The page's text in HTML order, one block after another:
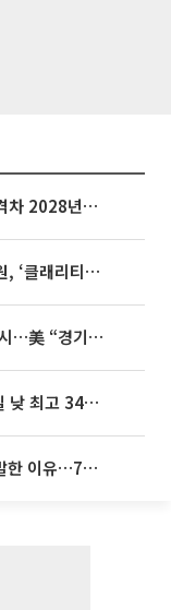
종부세 개편에도…1·3주택 종부세 격차 2028년부터 확대
미국, 가상자산 포괄 규제 속도…상원, ‘클래리티법’ 9월 절차투표 추진
이란, 미국에 호르무즈 합의 조건 제시…美 “경기 아직 안 끝나” [종합]
[내일 날씨] 전국 무더위 계속…10일 낮 최고 34도 육박
추미애가 페이스북서 네 번 재정을 말한 이유…7700억 추경 열쇠는 도의회에